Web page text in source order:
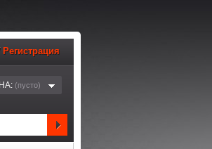
Регистрация
(пустo)